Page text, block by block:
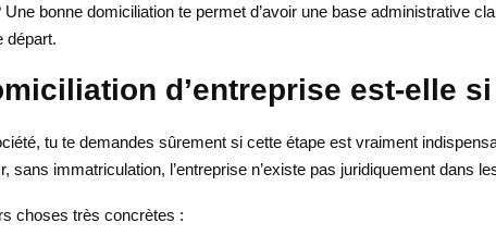
bonne domiciliation te permet d’avoir une base administrative
départ.
d’entreprise est-elle
tu te demandes sûrement si cette étape est vraiment
sans immatriculation, l’entreprise n’existe pas juridiquement dans
choses très concrètes :